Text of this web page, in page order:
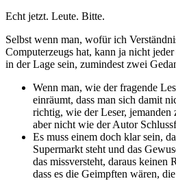
Echt jetzt. Leute. Bitte.
Selbst wenn man, wofür ich
Computerzeugs hat, kann ja nicht
in der Lage sein, zumindest zwei
Wenn man, wie der fragende
einräumt, dass man sich damit
richtig, wie der Leser, jemanden
aber nicht wie der Autor
Es muss einem doch klar sein,
Supermarkt steht und das
das missversteht, daraus keinen
dass es die Geimpften wären,